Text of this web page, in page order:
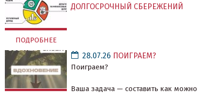
ПОДРОБНЕЕ
ДОЛГОСРОЧНЫЙ СБЕРЕЖЕНИЙ
28.07.26 ПОИГРАЕМ?
Поиграем?
Ваша задача — составить как можно